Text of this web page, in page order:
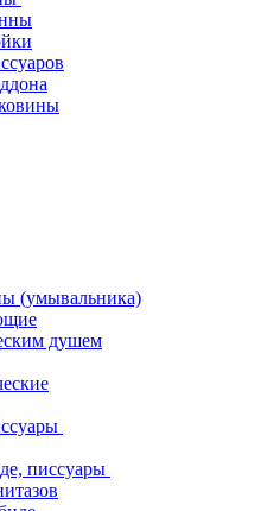
(умывальника)
душем
писсуары